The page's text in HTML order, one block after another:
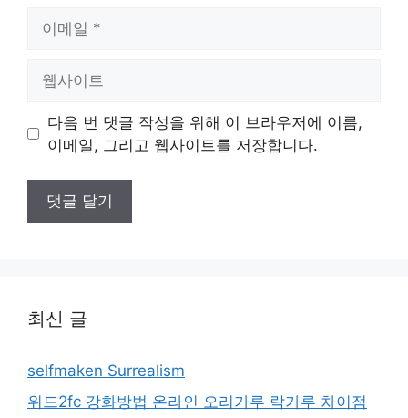
트
다음 번 댓글 작성을 위해 이 브라우저에 이름,
이메일, 그리고 웹사이트를 저장합니다.
최신 글
selfmaken Surrealism
위드2fc 강화방법 온라인 오리가루 락가루 차이점